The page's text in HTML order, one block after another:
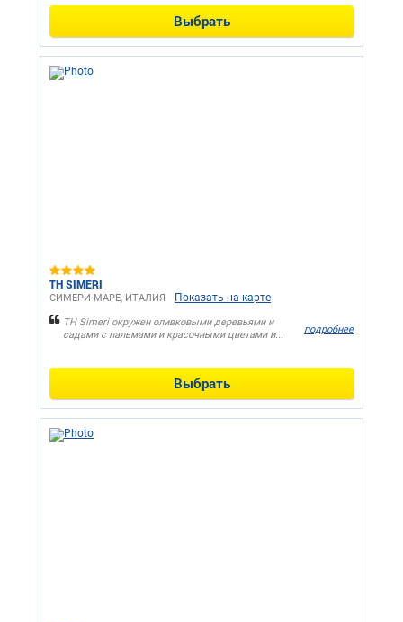
Выбрать
TH SIMERI
СИМЕРИ-МАРЕ, ИТАЛИЯ Показать на карте
TH Simeri окружен оливковыми деревьями и
садами с пальмами и красочными цветами и...
подробнее
Выбрать